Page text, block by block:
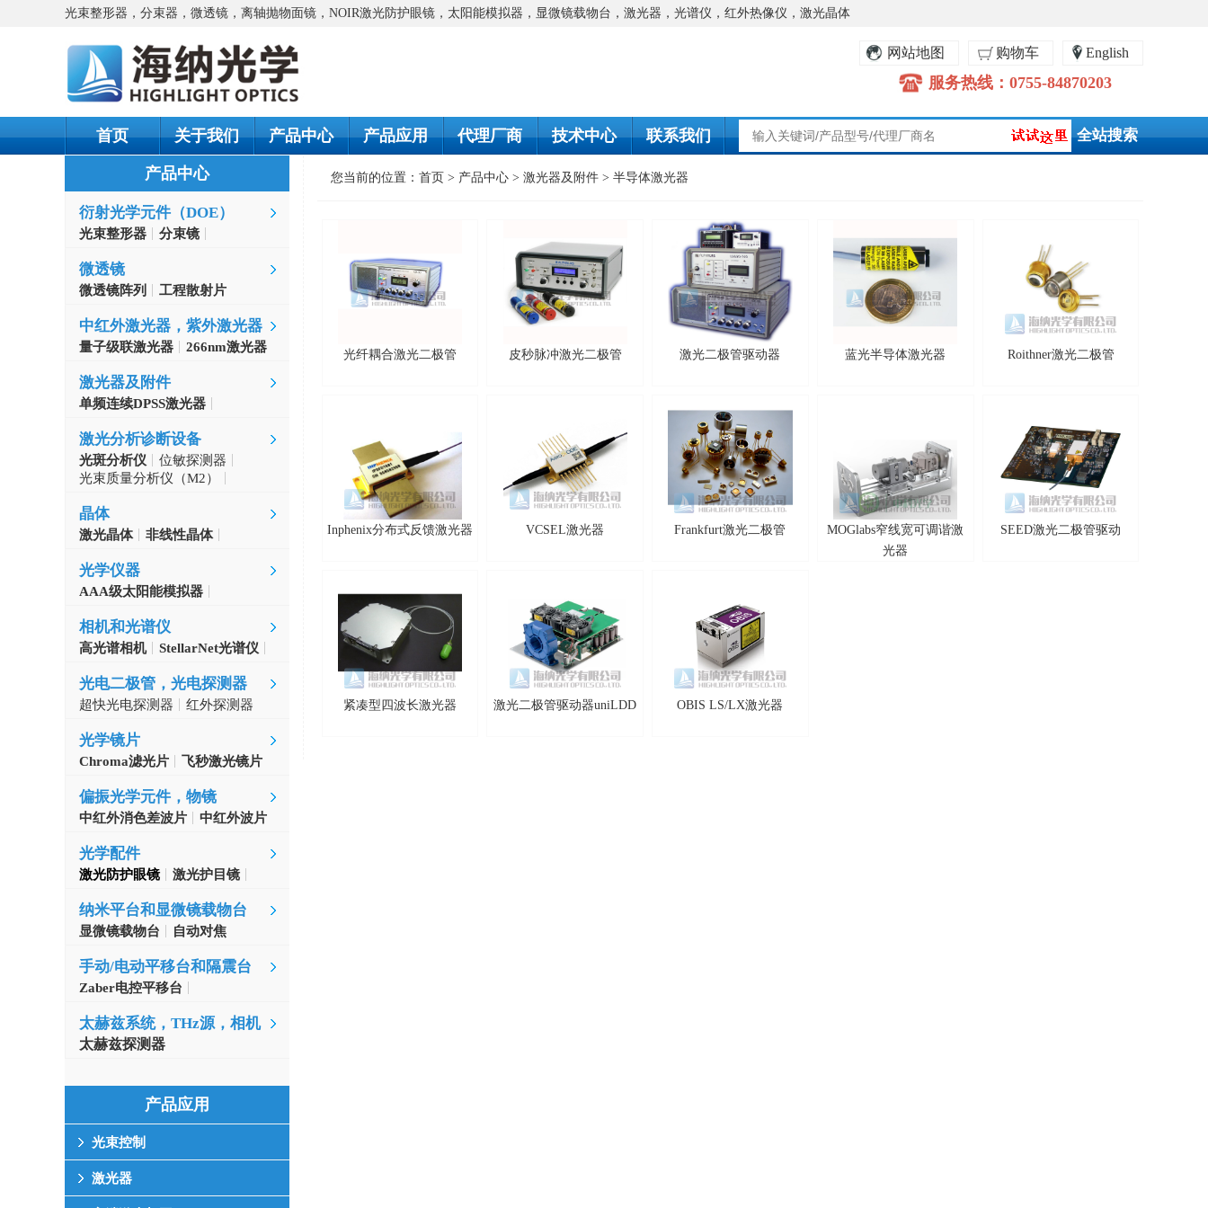
光束整形器，分束器，微透镜，离轴抛物面镜，NOIR激光防护眼镜，太阳能模拟器，显微镜载物台，激光器，光谱仪，红外热像仪，激光晶体
English
购物车
网站地图
服务热线：0755-84870203
首页 关于我们 产品中心 产品应用 代理厂商 技术中心 联系我们
产品中心
衍射光学元件（DOE）
光束整形器
分束镜
微透镜
微透镜阵列 工程散射片
中红外激光器，紫外激光器
量子级联激光器 266nm激光器
激光器及附件
单频连续DPSS激光器
激光分析诊断设备
光斑分析仪
位敏探测器
自准直仪
光束质量分析仪（M2）
晶体
激光晶体
非线性晶体
光学仪器
AAA级太阳能模拟器
相机和光谱仪
高光谱相机 StellarNet光谱仪
光电二极管，光电探测器
超快光电探测器 红外探测器
光学镜片
Chroma滤光片 飞秒激光镜片
偏振光学元件，物镜
中红外消色差波片 中红外波片
光学配件
激光防护眼镜 激光护目镜
纳米平台和显微镜载物台
显微镜载物台 自动对焦
手动/电动平移台和隔震台
Zaber电控平移台
太赫兹系统，THz源，相机
太赫兹探测器
产品应用
光束控制
激光器
您当前的位置： 首页 > 产品中心 > 激光器及附件 > 半导体激光器
光纤耦合激光二极管 皮秒脉冲激光二极管 激光二极管驱动器 蓝光半导体激光器 Roithner激光二极管
Inphenix分布式反馈激光器 VCSEL激光器 Frankfurt激光二极管
MOGlabs窄线宽可调谐激
光器
SEED激光二极管驱动
紧凑型四波长激光器 激光二极管驱动器uniLDD OBIS LS/LX激光器